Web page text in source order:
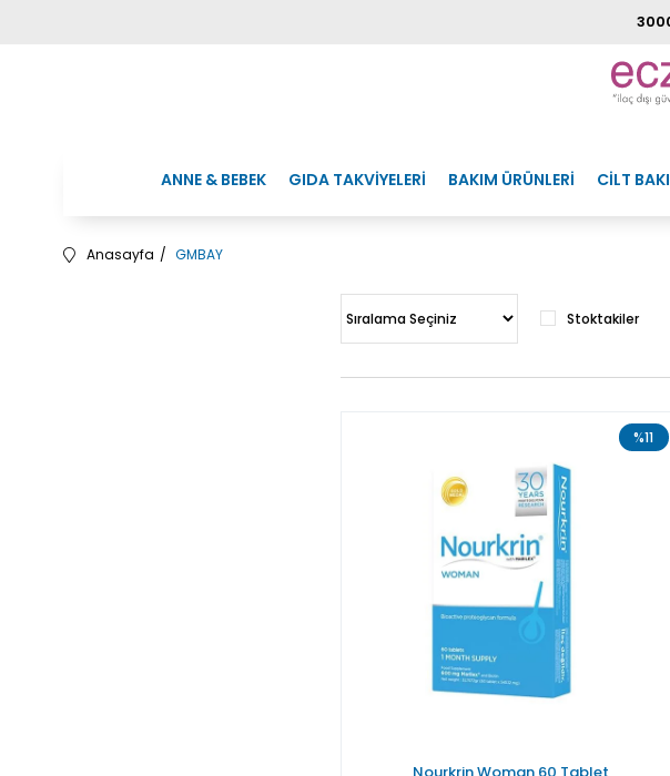
ANNE & BEBEK GIDA TAKVİYELERİ BAKIM ÜRÜNLERİ CİLT
Anasayfa GMBAY
Stoktakiler
Nourkrin Woman 60 Tablet
%11